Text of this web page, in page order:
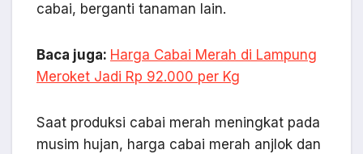
cabai, berganti tanaman lain.
Baca juga: Harga Cabai Merah di Lampung
Meroket Jadi Rp 92.000 per Kg
Saat produksi cabai merah meningkat pada
musim hujan, harga cabai merah anjlok dan